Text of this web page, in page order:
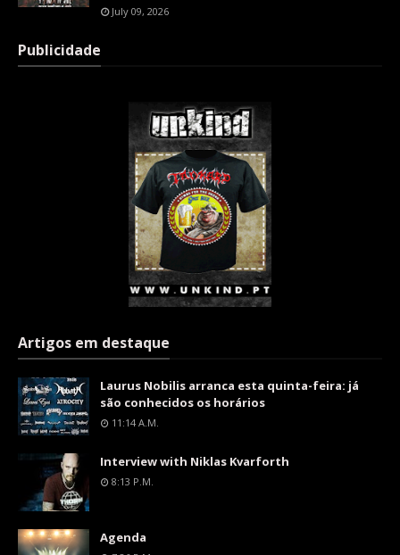
July 09, 2026
Publicidade
Artigos em destaque
Laurus Nobilis arranca esta quinta-feira: já
são conhecidos os horários
11:14 A.m.
Interview with Niklas Kvarforth
8:13 P.m.
Agenda